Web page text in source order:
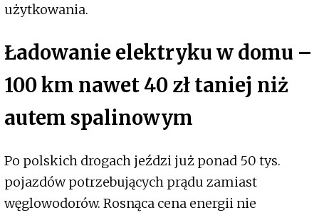
użytkowania.
Ładowanie elektryku w domu –
100 km nawet 40 zł taniej niż
autem spalinowym
Po polskich drogach jeździ już ponad 50 tys.
pojazdów potrzebujących prądu zamiast
węglowodorów. Rosnąca cena energii nie